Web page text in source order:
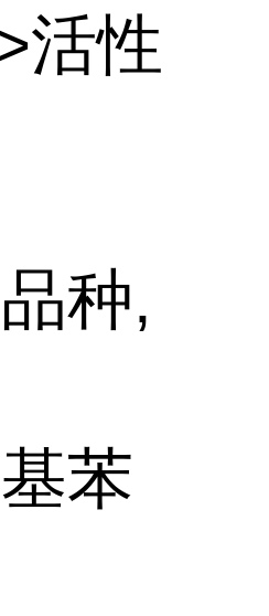
活性
种,
苯